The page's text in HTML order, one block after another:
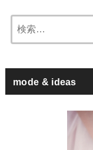
mode & ideas